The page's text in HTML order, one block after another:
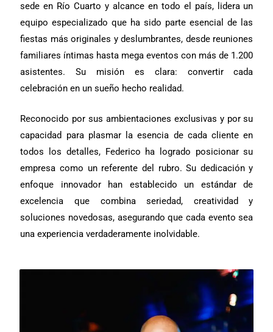
sede en Río Cuarto y alcance en todo el país, lidera un
equipo especializado que ha sido parte esencial de las
fiestas más originales y deslumbrantes, desde reuniones
familiares íntimas hasta mega eventos con más de 1.200
asistentes. Su misión es clara: convertir cada
celebración en un sueño hecho realidad.
Reconocido por sus ambientaciones exclusivas y por su
capacidad para plasmar la esencia de cada cliente en
todos los detalles, Federico ha logrado posicionar su
empresa como un referente del rubro. Su dedicación y
enfoque innovador han establecido un estándar de
excelencia que combina seriedad, creatividad y
soluciones novedosas, asegurando que cada evento sea
una experiencia verdaderamente inolvidable.